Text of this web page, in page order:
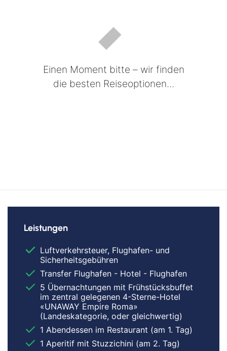
Einen Moment bitte – wir finden
die besten Reiseoptionen...
Leistungen
Luftverkehrsteuer, Flughafen- und
Sicherheitsgebühren
Transfer Flughafen - Hotel - Flughafen
5 Übernachtungen mit Frühstücksbuffet
im zentral gelegenen 4-Sterne-Hotel
«UNAWAY Empire Roma»
(Landeskategorie, oder gleichwertig)
1 Abendessen im Restaurant (am 1. Tag)
1 Aperitif mit Stuzzichini (am 2. Tag)